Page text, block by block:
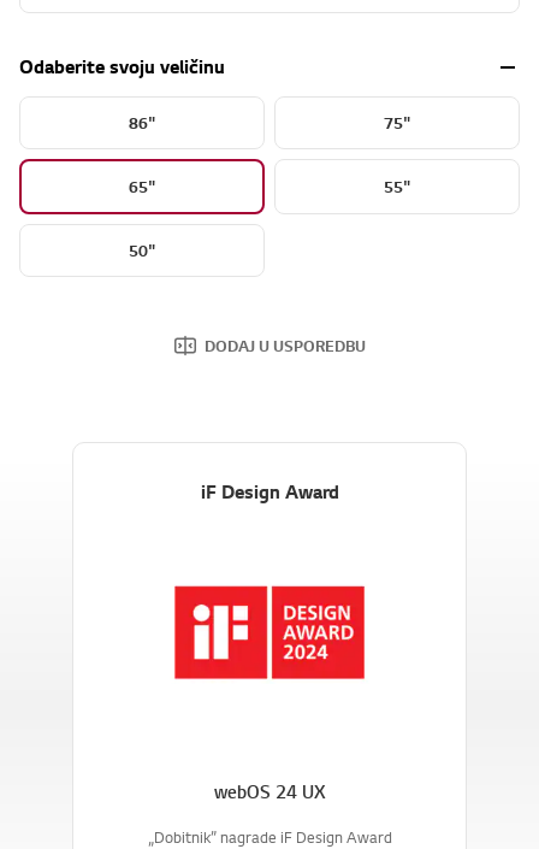
Odaberite svoju veličinu
86" 75"
65" 55"
50"
DODAJ U USPOREDBU
iF Design Award
webOS 24 UX
„Dobitnik” nagrade iF Design Award